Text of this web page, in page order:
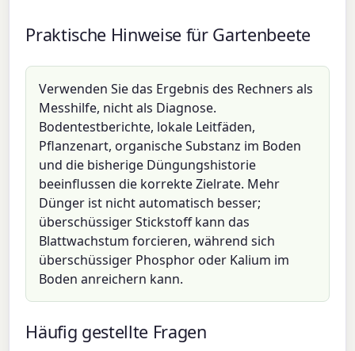
Praktische Hinweise für Gartenbeete
Verwenden Sie das Ergebnis des Rechners als
Messhilfe, nicht als Diagnose.
Bodentestberichte, lokale Leitfäden,
Pflanzenart, organische Substanz im Boden
und die bisherige Düngungshistorie
beeinflussen die korrekte Zielrate. Mehr
Dünger ist nicht automatisch besser;
überschüssiger Stickstoff kann das
Blattwachstum forcieren, während sich
überschüssiger Phosphor oder Kalium im
Boden anreichern kann.
Häufig gestellte Fragen